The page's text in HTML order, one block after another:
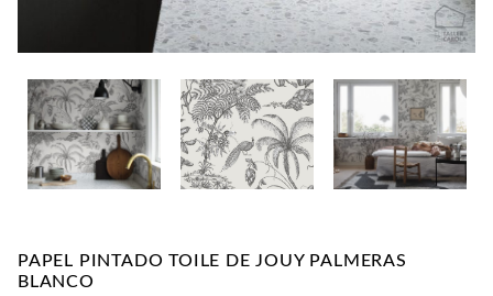
PAPEL PINTADO TOILE DE JOUY PALMERAS
BLANCO